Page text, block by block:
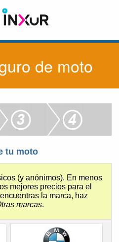
de moto
tu moto
(y anónimos). En menos
mejores precios para el
la marca, haz
marcas.